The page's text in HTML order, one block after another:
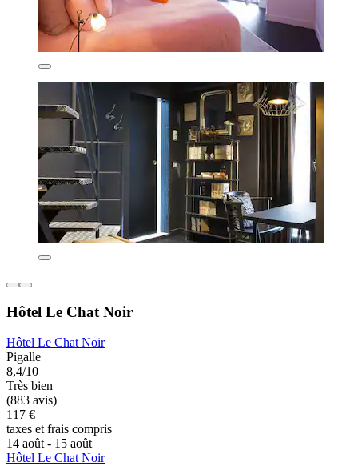
Hôtel Le Chat Noir
Hôtel Le Chat Noir
Pigalle
8,4/10
Très bien
(883 avis)
117 €
taxes et frais compris
14 août - 15 août
Hôtel Le Chat Noir